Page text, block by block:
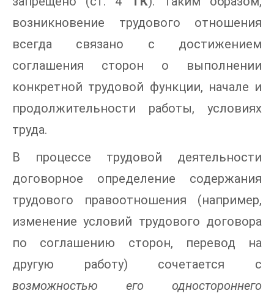
возникновение трудового отношения
всегда связано с достижением
соглашения сторон о выполнении
конкретной трудовой функции, начале и
продолжительности работы, условиях
труда.
В процессе трудовой деятельности
договорное определение содержания
трудового правоотношения (например,
изменение условий трудового договора
по соглашению сторон, перевод на
другую работу) сочетается с
возможностью его одностороннего